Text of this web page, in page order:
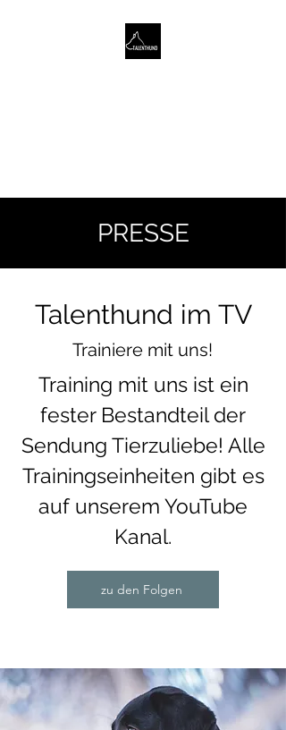
PRESSE
Talenthund im TV
Trainiere mit uns!
Training mit uns ist ein
fester Bestandteil der
Sendung Tierzuliebe! Alle
Trainingseinheiten gibt es
auf unserem YouTube
Kanal.
zu den Folgen